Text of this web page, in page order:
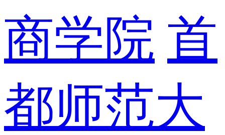
商学院 首
都师范大